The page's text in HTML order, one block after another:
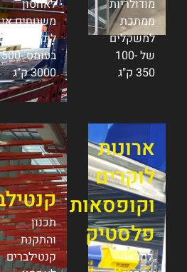
פתרונות
ואחסון
למחסנים
לוגיסטיים
עם גלגלים
ומנגנון
סולמות
ניידים
ומסילה